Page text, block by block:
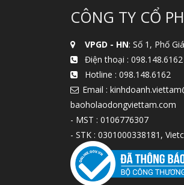
CÔNG TY CỔ
VPGD - HN: Số 1, Phố
Điện thoại : 098.148.6162
Hotline : 098.148.6162
Email :
baoholaodongviettam.com
- MST : 0106776307
- STK : 0301000338181,